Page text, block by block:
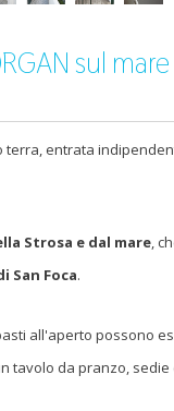
sul
entrata
Strosa e dal mare,
San Foca.
all'aperto possono
tavolo da pranzo, sedie